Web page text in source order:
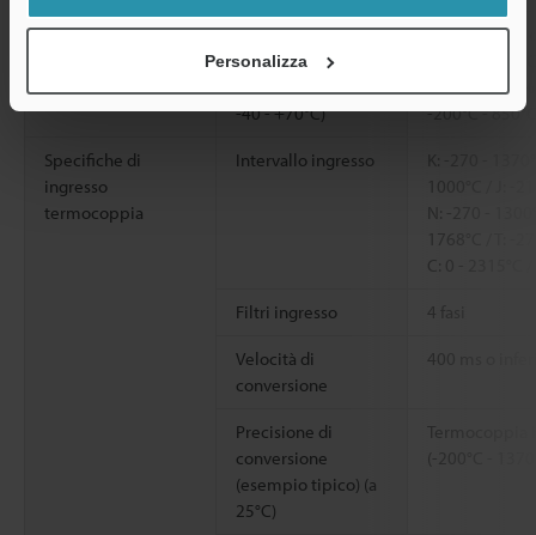
Personalizza
Precisione di
conversione
-40 - +70°C)
Pt100: 0,85%
Pt1000:
-200°C -
Specifiche di
ingresso
termocoppia
Intervallo ingresso
1768°C / T: -
C: 0 - 2315°C
Filtri ingresso 4 fasi
Velocità di
conversione
400 ms o
Precisione di
conversione
(esempio tipico) (a
25°C)
Termocoppia
(-200°C -